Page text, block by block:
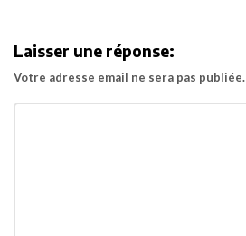
Laisser une réponse:
Votre adresse email ne sera pas publiée.